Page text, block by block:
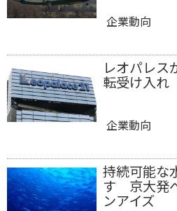
企業動向
レオパレス
転受け入
企業動向
持続可能な
す 京大発
ンアイズ